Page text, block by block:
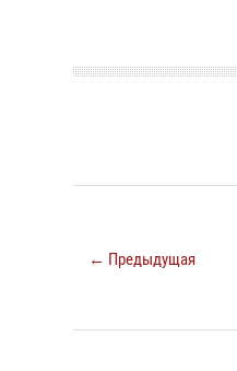
← Предыдущая